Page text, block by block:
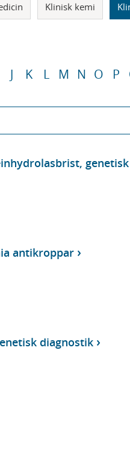
Klinisk kemi
J K L M N O P
antikroppar
diagnostik